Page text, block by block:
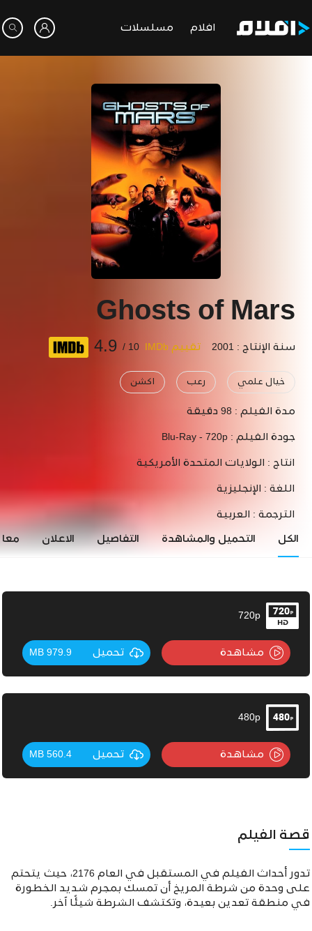
افلام مسلسلات
Ghosts of Mars
سنة الإنتاج : 2001 تقييم IMDb 10 /
4.9
خيال علمي رعب اكشن
مدة الفيلم : 98 دقيقة
جودة الفيلم : Blu-Ray - 720p
انتاج : الولايات المتحدة الأمريكية
اللغة : الإنجليزية
الترجمة : العربية
الكل التحميل والمشاهدة التفاصيل الاعلان
720p
مشاهدة تحميل 979.9 MB
480p
مشاهدة تحميل 560.4 MB
قصة الفيلم
تدور أحداث الفيلم في المستقبل في العام 2176، حيث يتحتم
على وحدة من شرطة المريخ أن تمسك بمجرم شديد الخطورة
في منطقة تعدين بعيدة، وتكتشف الشرطة شيئًا آخر.